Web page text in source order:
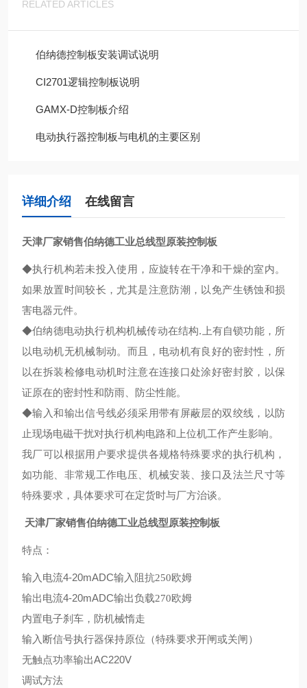
RELATED ARTICLES
伯纳德控制板安装调试说明
CI2701逻辑控制板说明
GAMX-D控制板介绍
电动执行器控制板与电机的主要区别
详细介绍 在线留言
天津厂家销售伯纳德工业总线型原装控制板
◆执行机构若未投入使用，应旋转在干净和干燥的室内。
如果放置时间较长，尤其是注意防潮，以免产生锈蚀和损
害电器元件。
◆伯纳德电动执行机构机械传动在结构.上有自锁功能，所
以电动机无机械制动。而且，电动机有良好的密封性，所
以在拆装检修电动机时注意在连接口处涂好密封胶，以保
证原在的密封性和防雨、防尘性能。
◆输入和输出信号线必须采用带有屏蔽层的双绞线，以防
止现场电磁干扰对执行机构电路和上位机工作产生影响。
我厂可以根据用户要求提供各规格特殊要求的执行机构，
如功能、非常规工作电压、机械安装、接口及法兰尺寸等
特殊要求，具体要求可在定货时与厂方治谈。
天津厂家销售伯纳德工业总线型原装控制板
特点：
输入电流4-20mADC输入阻抗250欧姆
输出电流4-20mADC输出负载270欧姆
内置电子刹车，防机械惰走
输入断信号执行器保持原位（特殊要求开闸或关闸）
无触点功率输出AC220V
调试方法